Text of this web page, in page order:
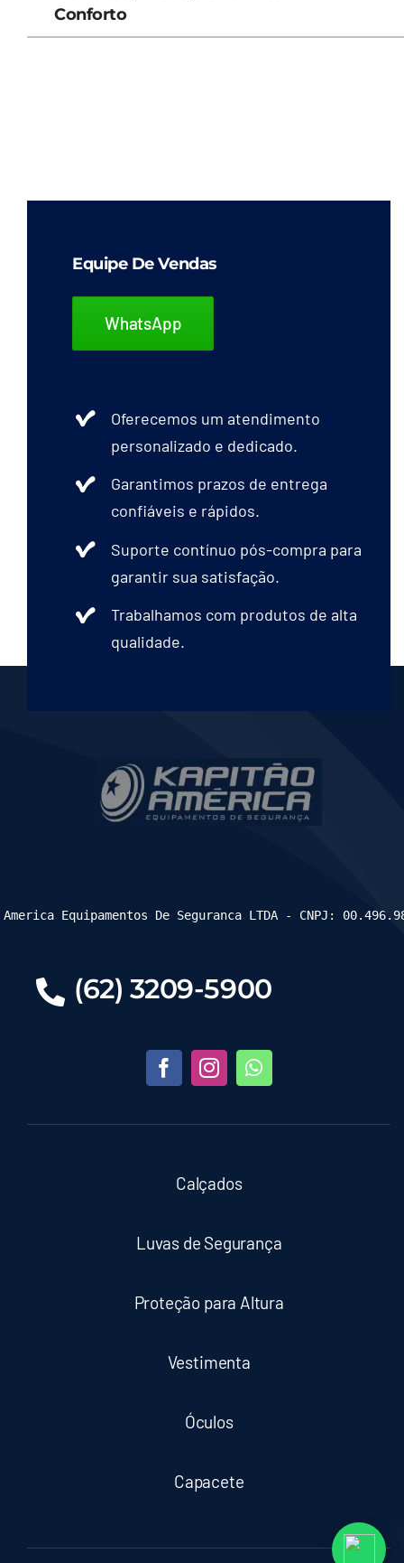
Conforto
Equipe De Vendas
WhatsApp
Oferecemos um atendimento
personalizado e dedicado.
Garantimos prazos de entrega
confiáveis e rápidos.
Suporte contínuo pós-compra para
garantir sua satisfação.
Trabalhamos com produtos de alta
qualidade.
(62) 3209-5900
Calçados
Luvas de Segurança
Proteção para Altura
Vestimenta
Óculos
Capacete
Equipamentos De Seguranca LTDA - CNPJ: